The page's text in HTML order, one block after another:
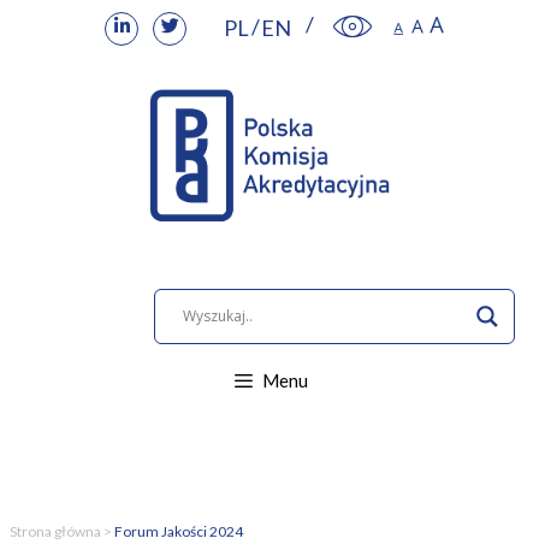
PL EN
Menu
Strona główna > Forum Jakości 2024